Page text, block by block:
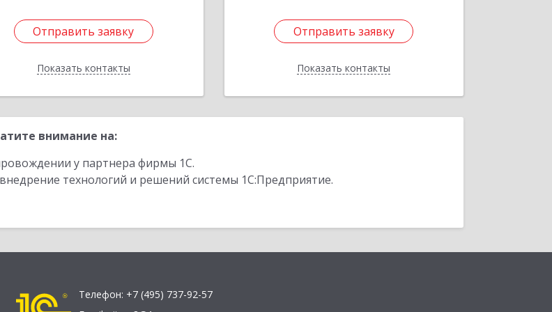
Отправить заявку
Показать контакты
Отправить заявку
Назад
Отправить заявку
Показать контакты
Отправить заявку
Назад
внимание на:
у партнера фирмы 1С.
технологий и решений системы 1С:Предприятие.
Телефон: +7 (495) 737-92-57